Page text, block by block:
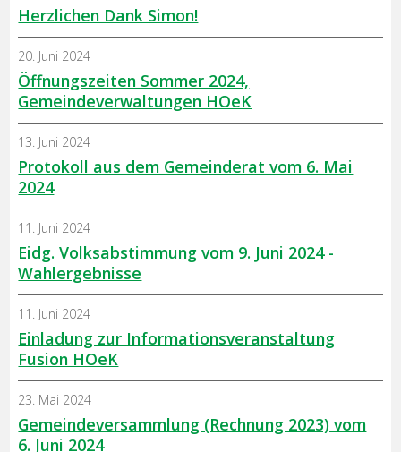
Herzlichen Dank Simon!
Öffnungszeiten Sommer 2024,
Gemeindeverwaltungen HOeK
20. Juni 2024
Protokoll aus dem Gemeinderat vom 6. Mai
2024
13. Juni 2024
Eidg. Volksabstimmung vom 9. Juni 2024 -
Wahlergebnisse
11. Juni 2024
Einladung zur Informationsveranstaltung
Fusion HOeK
11. Juni 2024
Gemeindeversammlung (Rechnung 2023) vom
6. Juni 2024
23. Mai 2024